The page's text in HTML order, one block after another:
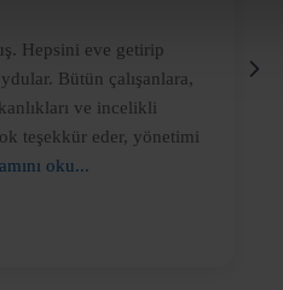
Hepsini eve getirip
Bütün çalışanlara,
ve incelikli
teşekkür eder, yönetimi
oku...